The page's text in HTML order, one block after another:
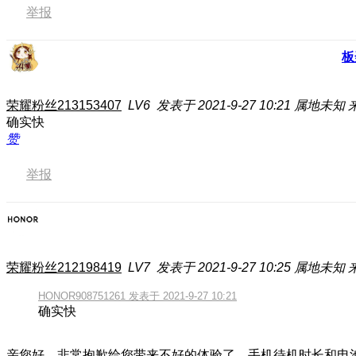
举报
荣耀粉丝213153407 LV6 发表于 2021-9-27 10:21 属地未知
确实快
赞
举报
荣耀粉丝212198419 LV7 发表于 2021-9-27 10:25 属地未知
HONOR908751261 发表于 2021-9-27 10:21
确实快